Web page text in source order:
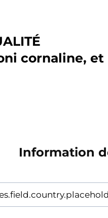
cornaline,
Information